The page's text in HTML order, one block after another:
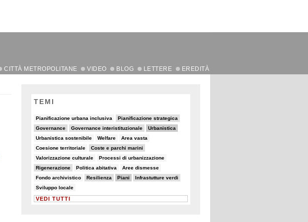
CITTÀ METROPOLITANE VIDEO BLOG LETTERE EREDITÀ
TEMI
Pianificazione urbana inclusiva
6/90 Pianificazione strategica
11/90
Governance
21/90 Governance interistituzionale
14/90 Urbanistica
28/90
Urbanistica sostenibile
6/90 Welfare
5/90 Area vasta
7/90
Coesione territoriale
8/90 Coste e parchi marini
19/90
Valorizzazione culturale
8/90 Processi di urbanizzazione
8/90
Rigenerazione
16/90 Politica abitativa
8/90 Aree dismesse
5/90
Fondo archivistico
7/90 Resilienza
17/90 Piani
28/90 Infrastutture verdi
13/90
Sviluppo locale
6/90
VEDI TUTTI